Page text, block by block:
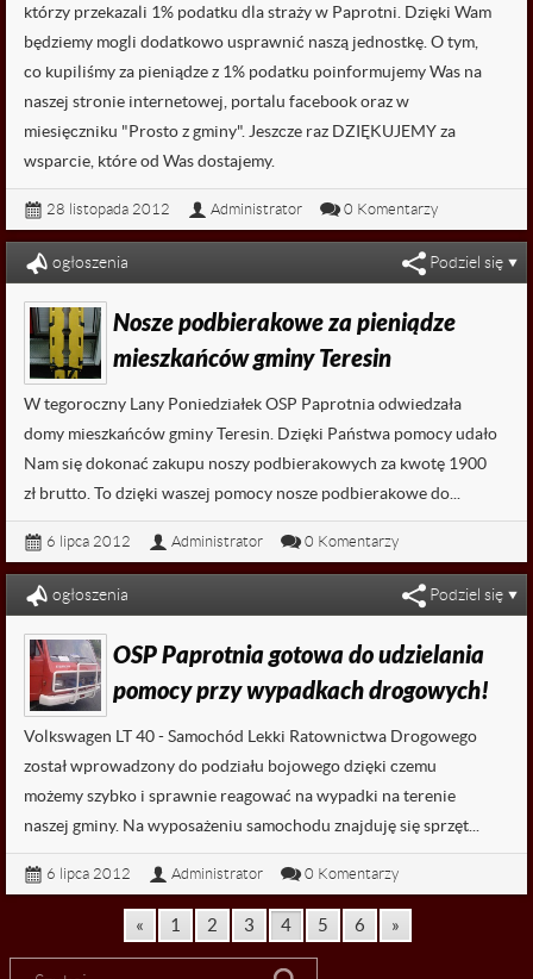
którzy przekazali 1% podatku dla straży w Paprotni. Dzięki Wam
będziemy mogli dodatkowo usprawnić naszą jednostkę. O tym,
co kupiliśmy za pieniądze z 1% podatku poinformujemy Was na
naszej stronie internetowej, portalu facebook oraz w
miesięczniku "Prosto z gminy". Jeszcze raz DZIĘKUJEMY za
wsparcie, które od Was dostajemy.
28 listopada 2012 Administrator 0 Komentarzy
Czytaj dalej...
ogłoszenia Podziel się
Nosze podbierakowe za pieniądze
mieszkańców gminy Teresin
W tegoroczny Lany Poniedziałek OSP Paprotnia odwiedzała
domy mieszkańców gminy Teresin. Dzięki Państwa pomocy udało
Nam się dokonać zakupu noszy podbierakowych za kwotę 1900
zł brutto. To dzięki waszej pomocy nosze podbierakowe do...
6 lipca 2012 Administrator 0 Komentarzy
Czytaj dalej...
ogłoszenia Podziel się
OSP Paprotnia gotowa do udzielania
pomocy przy wypadkach drogowych!
Volkswagen LT 40 - Samochód Lekki Ratownictwa Drogowego
został wprowadzony do podziału bojowego dzięki czemu
możemy szybko i sprawnie reagować na wypadki na terenie
naszej gminy. Na wyposażeniu samochodu znajduję się sprzęt...
6 lipca 2012 Administrator 0 Komentarzy
« 1 2 3 4 5 6 »